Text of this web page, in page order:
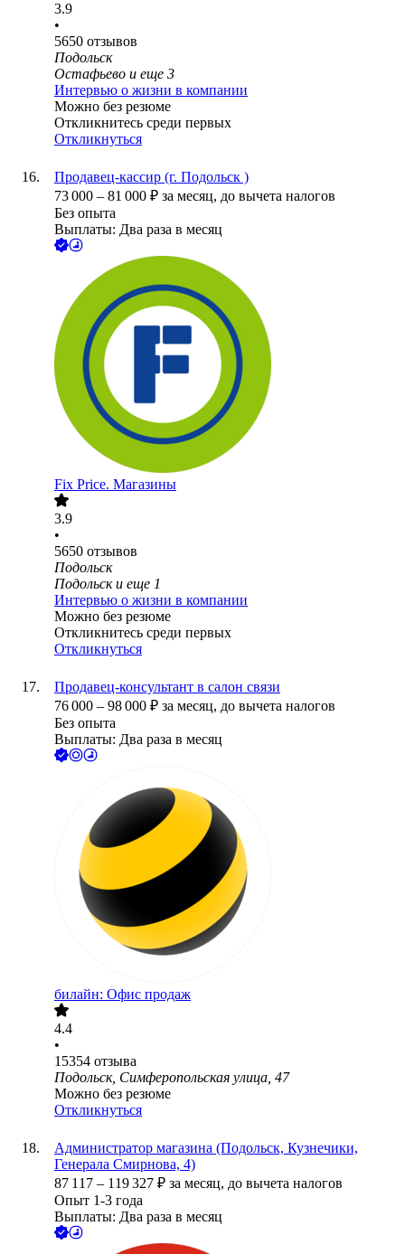
3.9
•
5650 отзывов
Подольск
Остафьево и еще 3
Интервью о жизни в компании
Можно без резюме
Откликнитесь среди первых
Откликнуться
Продавец-кассир (г. Подольск )
73 000 – 81 000 ₽ за месяц, до вычета налогов
Без опыта
Выплаты: Два раза в месяц
Fix Price. Магазины
3.9
•
5650 отзывов
Подольск
Подольск и еще 1
Интервью о жизни в компании
Можно без резюме
Откликнитесь среди первых
Откликнуться
Продавец-консультант в салон связи
76 000 – 98 000 ₽ за месяц, до вычета налогов
Без опыта
Выплаты: Два раза в месяц
билайн: Офис продаж
4.4
•
15354 отзыва
Подольск, Симферопольская улица, 47
Можно без резюме
Откликнуться
Администратор магазина (Подольск, Кузнечики,
Генерала Смирнова, 4)
87 117 – 119 327 ₽ за месяц, до вычета налогов
Опыт 1-3 года
Выплаты: Два раза в месяц